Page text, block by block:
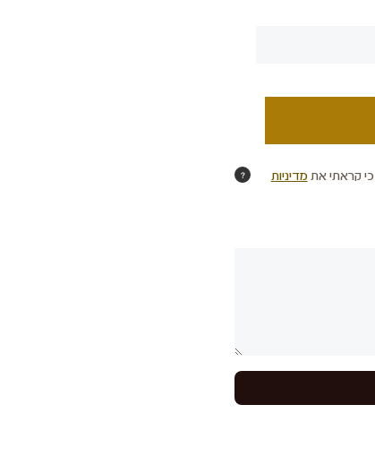
קראתי אתמדיניות
?